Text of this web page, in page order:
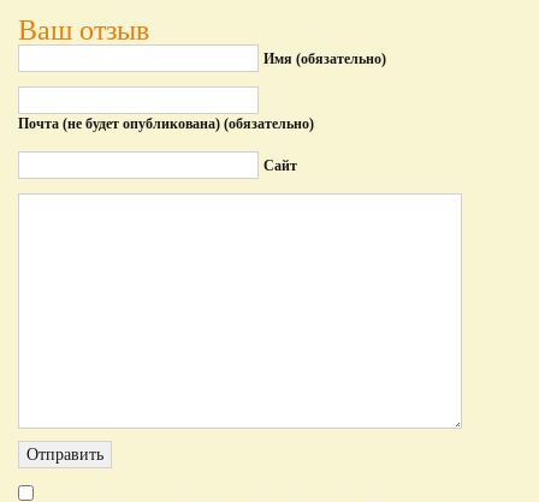
Ваш отзыв
Имя (обязательно)
Почта (не будет опубликована) (обязательно)
Сайт